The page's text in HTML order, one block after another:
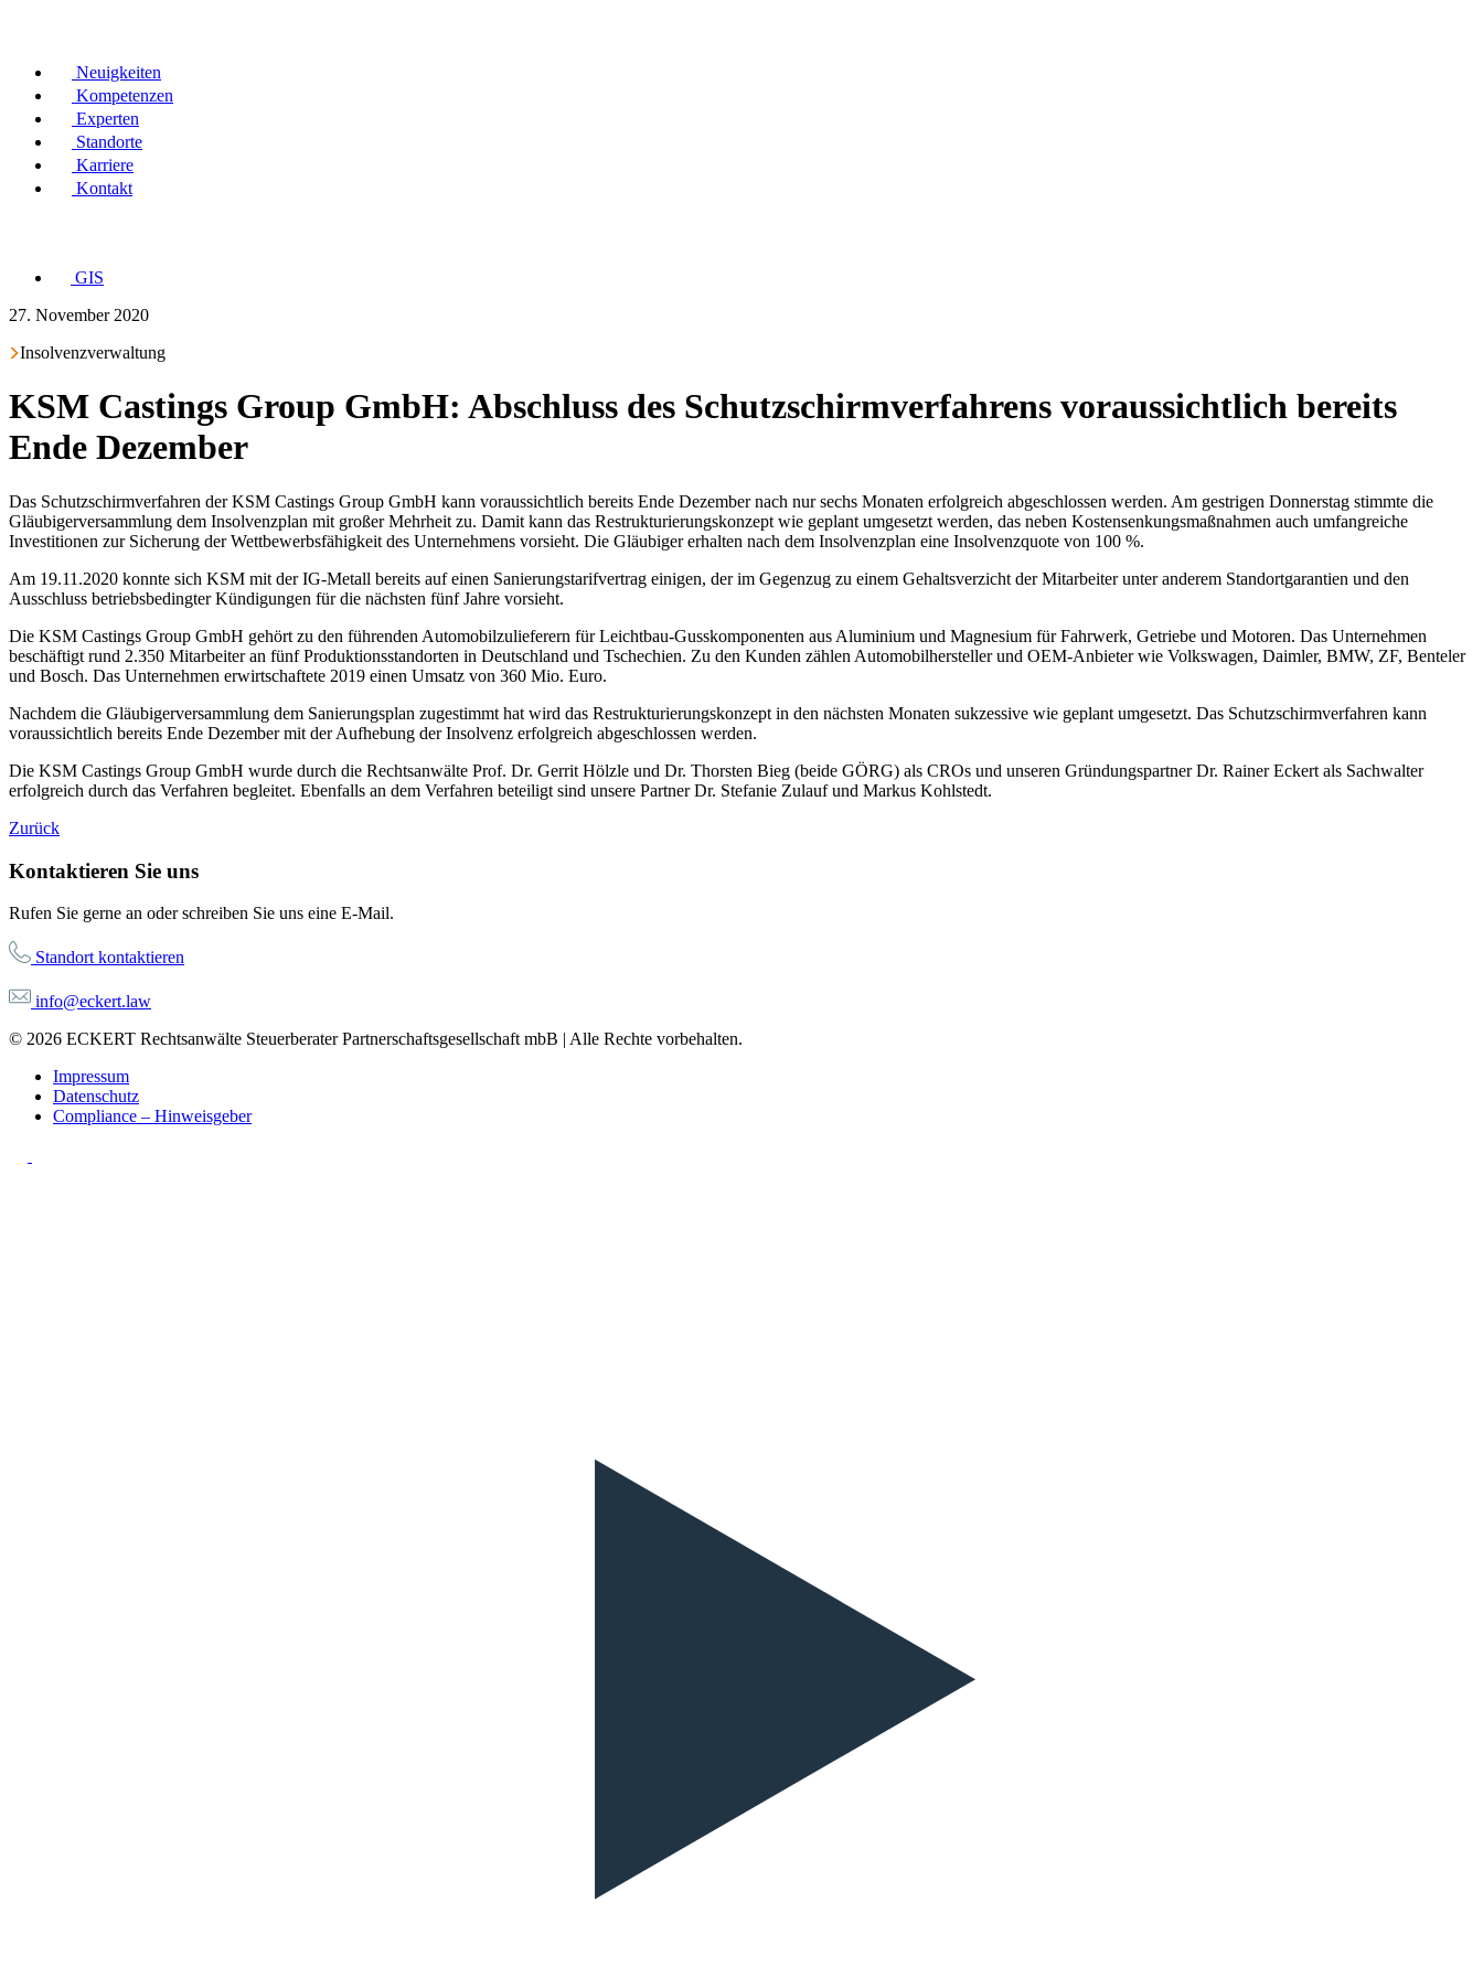
Neuigkeiten
Kompetenzen
Experten
Standorte
Karriere
Kontakt
GIS
27. November 2020
Insolvenzverwaltung
KSM Castings Group GmbH: Abschluss des Schutzschirmverfahrens voraussichtlich bereits
Ende Dezember
Das Schutzschirmverfahren der KSM Castings Group GmbH kann voraussichtlich bereits Ende Dezember nach nur sechs Monaten erfolgreich abgeschlossen werden. Am gestrigen Donnerstag stimmte die
Gläubigerversammlung dem Insolvenzplan mit großer Mehrheit zu. Damit kann das Restrukturierungskonzept wie geplant umgesetzt werden, das neben Kostensenkungsmaßnahmen auch umfangreiche
Investitionen zur Sicherung der Wettbewerbsfähigkeit des Unternehmens vorsieht. Die Gläubiger erhalten nach dem Insolvenzplan eine Insolvenzquote von 100 %.
Am 19.11.2020 konnte sich KSM mit der IG-Metall bereits auf einen Sanierungstarifvertrag einigen, der im Gegenzug zu einem Gehaltsverzicht der Mitarbeiter unter anderem Standortgarantien und den
Ausschluss betriebsbedingter Kündigungen für die nächsten fünf Jahre vorsieht.
Die KSM Castings Group GmbH gehört zu den führenden Automobilzulieferern für Leichtbau-Gusskomponenten aus Aluminium und Magnesium für Fahrwerk, Getriebe und Motoren. Das Unternehmen
beschäftigt rund 2.350 Mitarbeiter an fünf Produktionsstandorten in Deutschland und Tschechien. Zu den Kunden zählen Automobilhersteller und OEM-Anbieter wie Volkswagen, Daimler, BMW, ZF, Benteler
und Bosch. Das Unternehmen erwirtschaftete 2019 einen Umsatz von 360 Mio. Euro.
Nachdem die Gläubigerversammlung dem Sanierungsplan zugestimmt hat wird das Restrukturierungskonzept in den nächsten Monaten sukzessive wie geplant umgesetzt. Das Schutzschirmverfahren kann
voraussichtlich bereits Ende Dezember mit der Aufhebung der Insolvenz erfolgreich abgeschlossen werden.
Die KSM Castings Group GmbH wurde durch die Rechtsanwälte Prof. Dr. Gerrit Hölzle und Dr. Thorsten Bieg (beide GÖRG) als CROs und unseren Gründungspartner Dr. Rainer Eckert als Sachwalter
erfolgreich durch das Verfahren begleitet. Ebenfalls an dem Verfahren beteiligt sind unsere Partner Dr. Stefanie Zulauf und Markus Kohlstedt.
Zurück
Kontaktieren Sie uns
Rufen Sie gerne an oder schreiben Sie uns eine E-Mail.
Standort kontaktieren
info@eckert.law
© 2026 ECKERT Rechtsanwälte Steuerberater Partnerschaftsgesellschaft mbB | Alle Rechte vorbehalten.
Impressum
Datenschutz
Compliance – Hinweisgeber